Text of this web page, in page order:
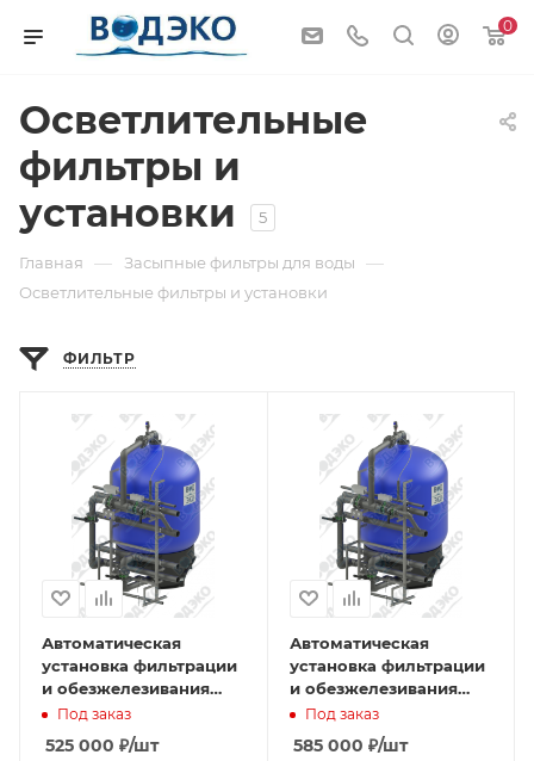
0
Осветлительные
фильтры и
установки
5
Главная — Засыпные фильтры для воды —
Осветлительные фильтры и установки
ФИЛЬТР
Автоматическая
установка фильтрации
и обезжелезивания
АКВАФЛОУ FD 1600/E-2
Под заказ
525 000 ₽/шт
Автоматическая
установка фильтрации
и обезжелезивания
АКВАФЛОУ FD 1600/E-5
Под заказ
585 000 ₽/шт